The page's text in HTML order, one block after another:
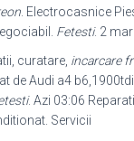
. Electrocasnice
Fetesti. 2 mar
curatare, incarcare
de Audi a4
. Azi 03:06
Servicii